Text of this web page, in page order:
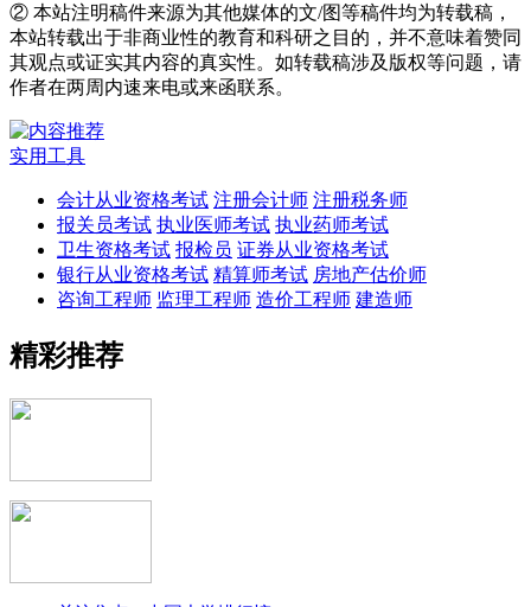
② 本站注明稿件来源为其他媒体的文/图等稿件均为转载稿，
本站转载出于非商业性的教育和科研之目的，并不意味着赞同
其观点或证实其内容的真实性。如转载稿涉及版权等问题，请
作者在两周内速来电或来函联系。
实用工具
会计从业资格考试 注册会计师 注册税务师
报关员考试 执业医师考试 执业药师考试
卫生资格考试 报检员 证券从业资格考试
银行从业资格考试 精算师考试 房地产估价师
咨询工程师 监理工程师 造价工程师 建造师
精彩推荐